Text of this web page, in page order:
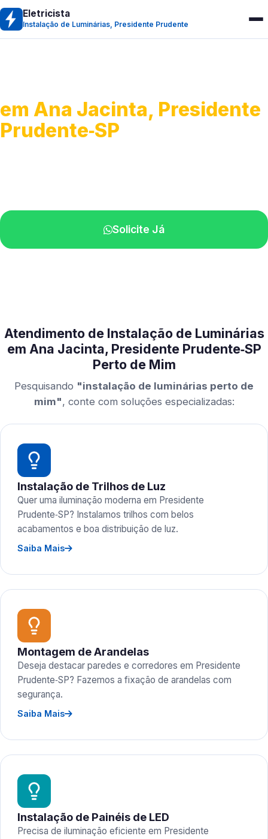
Eletricista
Instalação de Luminárias, Presidente Prudente
em Ana Jacinta, Presidente
Prudente‑SP
Solicite Já
Atendimento de Instalação de Luminárias
em Ana Jacinta, Presidente Prudente‑SP
Perto de Mim
Pesquisando "instalação de luminárias perto de
mim", conte com soluções especializadas:
Instalação de Trilhos de Luz
Quer uma iluminação moderna em Presidente
Prudente‑SP? Instalamos trilhos com belos
acabamentos e boa distribuição de luz.
Saiba Mais
Montagem de Arandelas
Deseja destacar paredes e corredores em Presidente
Prudente‑SP? Fazemos a fixação de arandelas com
segurança.
Saiba Mais
Instalação de Painéis de LED
Precisa de iluminação eficiente em Presidente